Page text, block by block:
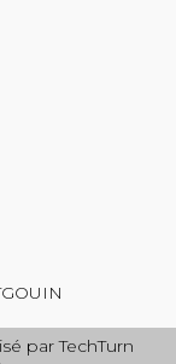
parTechTurn